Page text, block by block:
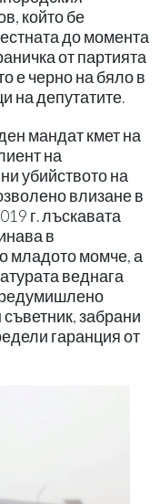
който бе
до момента
от партията
е черно на бяло в
на депутатите.
мандат кмет на
на
убийството на
влизане в
г. лъскавата
в
младото момче, а
веднага
забрани
гаранция от